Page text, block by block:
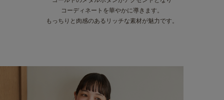
コーディネートを華やかに導きます。
もっちりと肉感のあるリッチな素材が魅力です。